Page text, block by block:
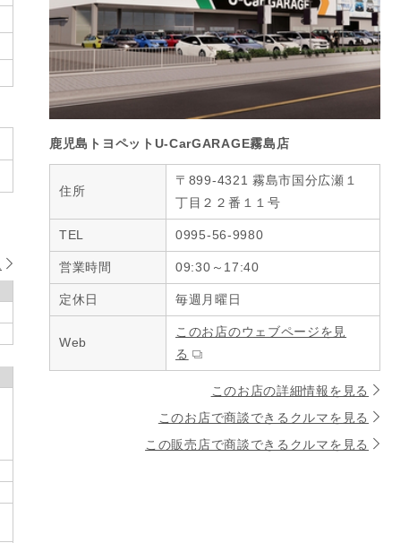
鹿児島トヨペットU-CarGARAGE霧島店
住所
〒899-4321 霧島市国分広瀬１
丁目２２番１１号
TEL 0995-56-9980
営業時間 09:30～17:40
定休日 毎週月曜日
Web
このお店のウェブページを見
る
このお店の詳細情報を見る
このお店で商談できるクルマを見る
この販売店で商談できるクルマを見る